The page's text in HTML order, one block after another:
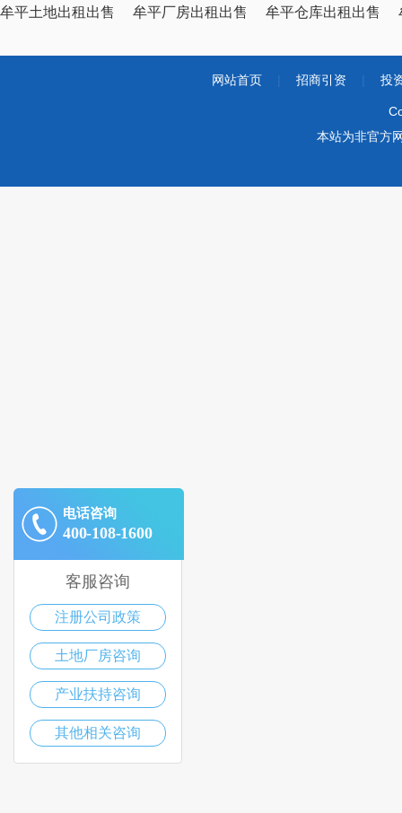
牟平土地出租出售 牟平厂房出租出售 牟平仓库出租出售
网站首页 招商引资 投
本站为非官方
电话咨询
400-108-1600
客服咨询
注册公司政策
土地厂房咨询
产业扶持咨询
其他相关咨询